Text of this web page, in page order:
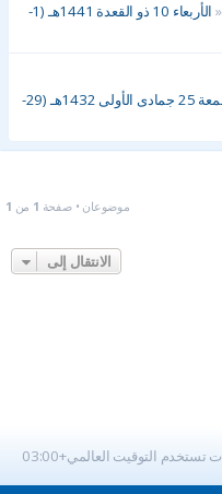
«
الأربعاء 10 ذو القعدة 1441هـ (1-
الجمعة 25 جمادى الأولى 1432هـ (29-
موضوعان • صفحة 1 من 1
الانتقال إلى
تستخدم التوقيت العالمي+03:00